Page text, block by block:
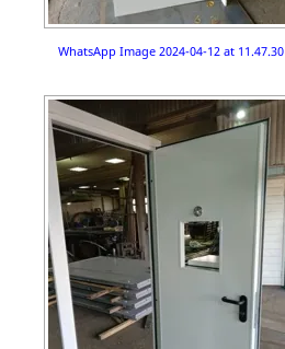
WhatsApp Image 2024-04-12 at 11.47.30